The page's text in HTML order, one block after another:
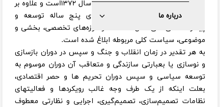
درباره ما
سیاستهای کلی برنامه دوم توسعه در سال ۱۳۷۲است و علاوه بر
سیاستهای کلی مربوط به برنامه‌های پنج ساله توسعه و
پیشرفت، طی سی سال گذشته در حوزه‌های تخصصی، بخشی و
موضوعی، سیاست کلی مربوطه ابلاغ شده است.
به هر تقدیر در زمان انقلاب و جنگ و سپس در دوران بازسازی
و نوسازی یا بعبارتی سازندگی و متعاقب آن دوران موسوم به
توسعه سیاسی و سپس دوران تحریم ها و حصر اقتصادی،
بعلت اینکه از یک طرف وجه غالب رویکردها و فعالیتهای
نظامات تصمیم‌سازی، تصمیم‌گیری، اجرایی و نظارتی معطوف